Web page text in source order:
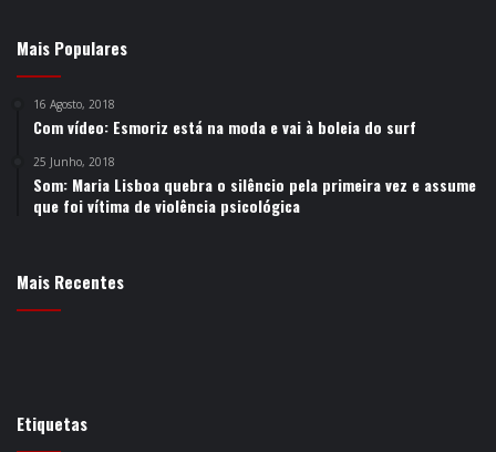
Mais Populares
16 Agosto, 2018
Com vídeo: Esmoriz está na moda e vai à boleia do surf
25 Junho, 2018
Som: Maria Lisboa quebra o silêncio pela primeira vez e assume
que foi vítima de violência psicológica
Mais Recentes
Etiquetas